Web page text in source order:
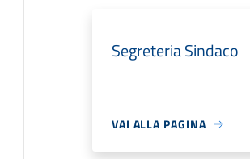
Segreteria Sindaco
VAI ALLA PAGINA